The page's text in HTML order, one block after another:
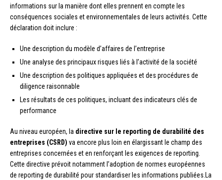
informations sur la manière dont elles prennent en compte les
conséquences sociales et environnementales de leurs activités. Cette
déclaration doit inclure :
Une description du modèle d’affaires de l’entreprise
Une analyse des principaux risques liés à l’activité de la société
Une description des politiques appliquées et des procédures de
diligence raisonnable
Les résultats de ces politiques, incluant des indicateurs clés de
performance
Au niveau européen, la directive sur le reporting de durabilité des
entreprises (CSRD) va encore plus loin en élargissant le champ des
entreprises concernées et en renforçant les exigences de reporting.
Cette directive prévoit notamment l’adoption de normes européennes
de reporting de durabilité pour standardiser les informations publiées.La